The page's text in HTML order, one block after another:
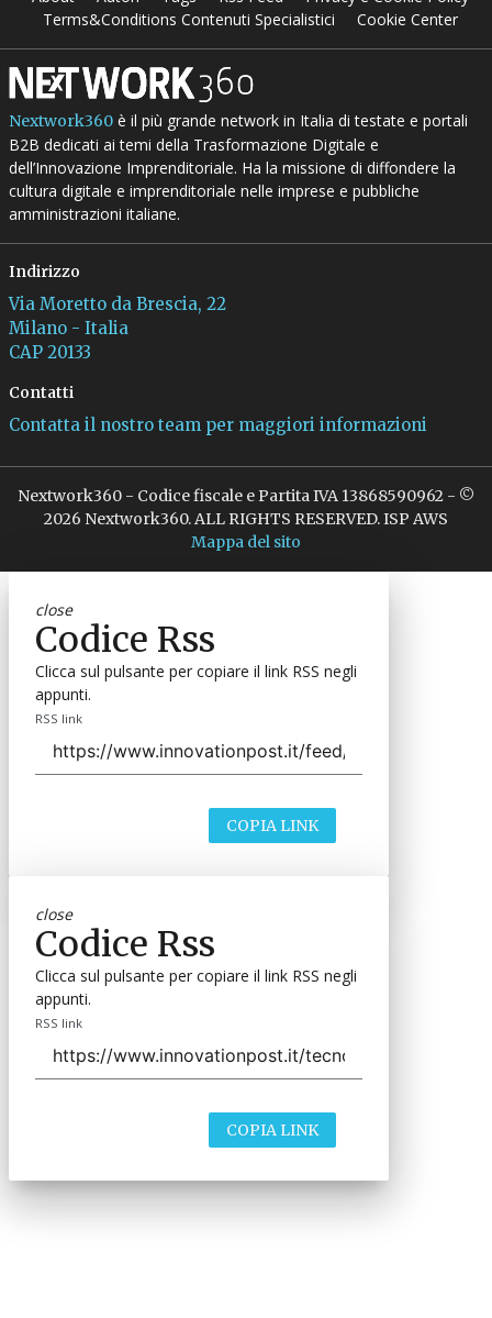
Terms&Conditions Contenuti Specialistici
Cookie Center
Nextwork360è il più grande network in Italia di testate e portali
B2B dedicati ai temi della Trasformazione Digitale e
dell’Innovazione Imprenditoriale. Ha la missione di diffondere la
cultura digitale e imprenditoriale nelle imprese e pubbliche
amministrazioni italiane.
Indirizzo
Via Moretto da Brescia, 22
Milano - Italia
CAP 20133
Contatti
Contatta il nostro team per maggiori informazioni
Nextwork360 - Codice fiscale e Partita IVA 13868590962 - ©
2026 Nextwork360. ALL RIGHTS RESERVED. ISP AWS
Mappa del sito
close
Codice Rss
Clicca sul pulsante per copiare il link RSS negli
appunti.
RSS link
COPIA LINK
close
Codice Rss
Clicca sul pulsante per copiare il link RSS negli
appunti.
RSS link
COPIA LINK